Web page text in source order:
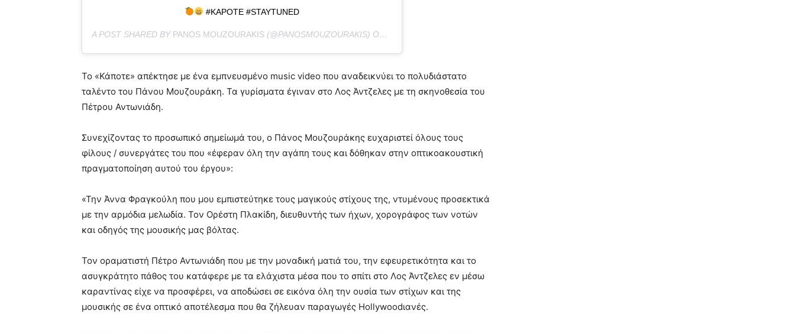
#KAPOTE #STAYTUNED
A POST SHARED BY PANOS MOUZOURAKIS (@PANOSMOUZOURAKIS) ON
Το «Κάποτε» απέκτησε με ένα εμπνευσμένο music video που αναδεικνύει το πολυδιάστατο
ταλέντο του Πάνου Μουζουράκη. Τα γυρίσματα έγιναν στο Λος Άντζελες με τη σκηνοθεσία του
Πέτρου Αντωνιάδη.
Συνεχίζοντας το προσωπικό σημείωμά του, ο Πάνος Μουζουράκης ευχαριστεί όλους τους
φίλους / συνεργάτες του που «έφεραν όλη την αγάπη τους και δόθηκαν στην οπτικοακουστική
πραγματοποίηση αυτού του έργου»:
«Την Άννα Φραγκούλη που μου εμπιστεύτηκε τους μαγικούς στίχους της, ντυμένους προσεκτικά
με την αρμόδια μελωδία. Τον Ορέστη Πλακίδη, διευθυντής των ήχων, χορογράφος των νοτών
και οδηγός της μουσικής μας βόλτας.
Τον οραματιστή Πέτρο Αντωνιάδη που με την μοναδική ματιά του, την εφευρετικότητα και το
ασυγκράτητο πάθος του κατάφερε με τα ελάχιστα μέσα που το σπίτι στο Λος Άντζελες εν μέσω
καραντίνας είχε να προσφέρει, να αποδώσει σε εικόνα όλη την ουσία των στίχων και της
μουσικής σε ένα οπτικό αποτέλεσμα που θα ζήλευαν παραγωγές Hollywoodιανές.